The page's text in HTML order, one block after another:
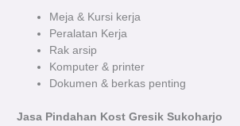
Meja & Kursi kerja
Peralatan Kerja
Rak arsip
Komputer & printer
Dokumen & berkas penting
Jasa Pindahan Kost Gresik Sukoharjo